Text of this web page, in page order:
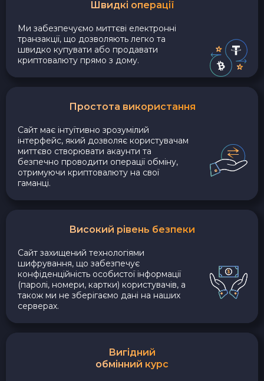
Швидкі операції
Ми забезпечуємо миттєві електронні
транзакції, що дозволяють легко та
швидко купувати або продавати
криптовалюту прямо з дому.
Простота використання
Сайт має інтуїтивно зрозумілий
інтерфейс, який дозволяє користувачам
миттєво створювати акаунти та
безпечно проводити операції обміну,
отримуючи криптовалюту на свої
гаманці.
Високий рівень безпеки
Сайт захищений технологіями
шифрування, що забезпечує
конфіденційність особистої інформації
(паролі, номери, картки) користувачів, а
також ми не зберігаємо дані на наших
серверах.
Вигідний
обмінний курс